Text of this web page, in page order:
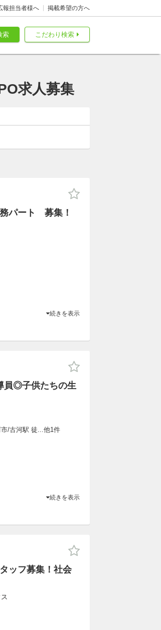
報担当者様へ 掲載希望の方へ
こだわり検索
索
求人募集
務パート 募集！
続きを表示
員◎子供たちの生
/古河駅 徒...他1件
続きを表示
ッフ募集！社会